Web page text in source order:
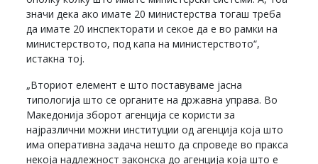
значи дека ако имате 20 министерства тогаш треба
да имате 20 инспекторати и секое да е во рамки на
министерството, под капа на министерството“,
истакна тој.
„Вториот елемент е што поставуваме јасна
типологија што се органите на државна управа. Во
Македонија зборот агенција се користи за
најразлични можни институции од агенција која што
има оперативна задача нешто да спроведе во пракса
некоја надлежност законска до агенција која што е